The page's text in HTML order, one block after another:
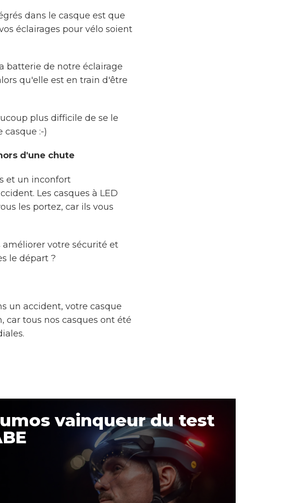
dans le casque est que
éclairages pour vélo soient
batterie de notre éclairage
qu'elle est en train d'être
plus difficile de se le
casque :-)
d'une chute
et un inconfort
Les casques à LED
les portez, car ils vous
améliorer votre sécurité et
le départ ?
un accident, votre casque
car tous nos casques ont été
vainqueur du test